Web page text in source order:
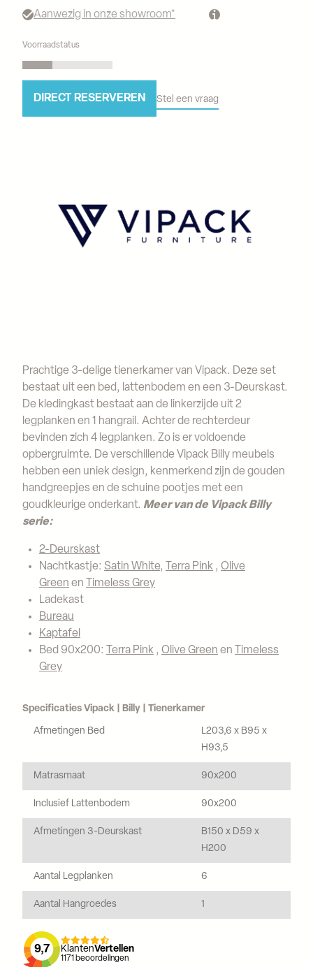
Aanwezig in onze showroom*
Voorraadstatus
DIRECT RESERVEREN Stel een vraag
Prachtige 3-delige tienerkamer van Vipack. Deze set
bestaat uit een bed, lattenbodem en een 3-Deurskast.
De kledingkast bestaat aan de linkerzijde uit 2
legplanken en 1 hangrail. Achter de rechterdeur
bevinden zich 4 legplanken. Zo is er voldoende
opbergruimte. De verschillende Vipack Billy meubels
hebben een uniek design, kenmerkend zijn de gouden
handgreepjes en de schuine pootjes met een
goudkleurige onderkant. Meer van de Vipack Billy
serie:
2-Deurskast
Nachtkastje: Satin White, Terra Pink , Olive
Green en Timeless Grey
Ladekast
Bureau
Kaptafel
Bed 90x200: Terra Pink , Olive Green en Timeless
Grey
Specificaties Vipack | Billy | Tienerkamer
Afmetingen Bed
L203,6 x B95 x
H93,5
Matrasmaat 90x200
Inclusief Lattenbodem 90x200
Afmetingen 3-Deurskast
B150 x D59 x
H200
Aantal Legplanken 6
Aantal Hangroedes 1
9,7 KlantenVertellen
1171 beoordelingen